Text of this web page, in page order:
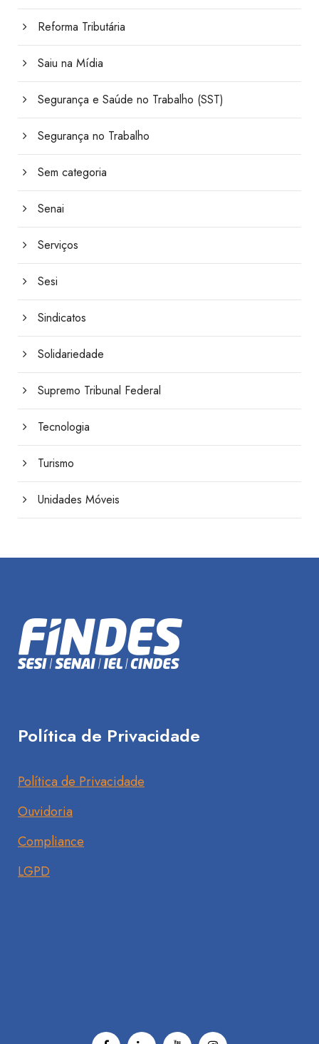
Reforma Tributária
Saiu na Mídia
Segurança e Saúde no Trabalho (SST)
Segurança no Trabalho
Sem categoria
Senai
Serviços
Sesi
Sindicatos
Solidariedade
Supremo Tribunal Federal
Tecnologia
Turismo
Unidades Móveis
Política de Privacidade
Política de Privacidade
Ouvidoria
Compliance
LGPD